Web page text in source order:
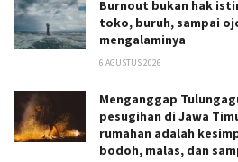
Burnout bukan hak
toko, buruh, sampai
mengalaminya
6 AGUSTUS 2026
Menganggap
pesugihan di Jawa
rumahan adalah
bodoh, malas, dan